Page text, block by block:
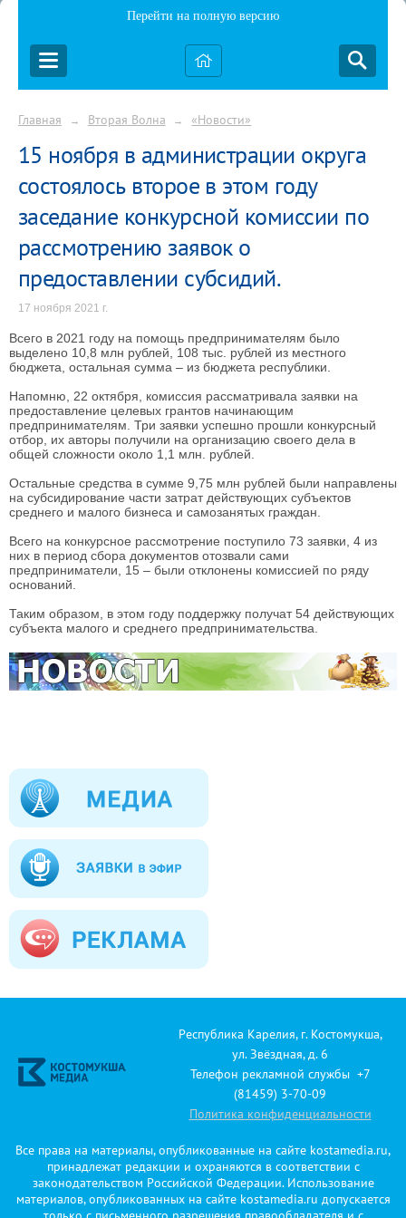
Перейти на полную версию
Главная → Вторая Волна → «Новости»
15 ноября в администрации округа
состоялось второе в этом году
заседание конкурсной комиссии по
рассмотрению заявок о
предоставлении субсидий.
17 ноября 2021 г.
Всего в 2021 году на помощь предпринимателям было
выделено 10,8 млн рублей, 108 тыс. рублей из местного
бюджета, остальная сумма – из бюджета республики.
Напомню, 22 октября, комиссия рассматривала заявки на
предоставление целевых грантов начинающим
предпринимателям. Три заявки успешно прошли конкурсный
отбор, их авторы получили на организацию своего дела в
общей сложности около 1,1 млн. рублей.
Остальные средства в сумме 9,75 млн рублей были направлены
на субсидирование части затрат действующих субъектов
среднего и малого бизнеса и самозанятых граждан.
Всего на конкурсное рассмотрение поступило 73 заявки, 4 из
них в период сбора документов отозвали сами
предприниматели, 15 – были отклонены комиссией по ряду
оснований.
Таким образом, в этом году поддержку получат 54 действующих
субъекта малого и среднего предпринимательства.
Республика Карелия, г. Костомукша,
ул. Звёздная, д. 6
Телефон рекламной службы +7
(81459) 3-70-09
Политика конфиденциальности
Все права на материалы, опубликованные на сайте kostamedia.ru,
принадлежат редакции и охраняются в соответствии с
законодательством Российской Федерации. Использование
материалов, опубликованных на сайте kostamedia.ru допускается